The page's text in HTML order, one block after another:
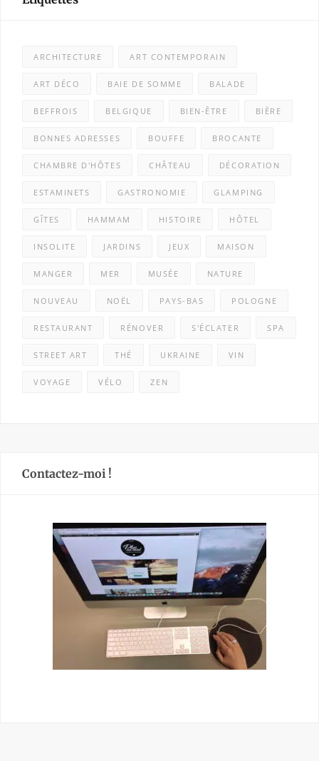
ARCHITECTURE ART CONTEMPORAIN
ART DÉCO BAIE DE SOMME BALADE
BEFFROIS BELGIQUE BIEN-ÊTRE BIÈRE
BONNES ADRESSES BOUFFE BROCANTE
CHAMBRE D'HÔTES CHÂTEAU DÉCORATION
ESTAMINETS GASTRONOMIE GLAMPING
GÎTES HAMMAM HISTOIRE HÔTEL
INSOLITE JARDINS JEUX MAISON
MANGER MER MUSÉE NATURE
NOUVEAU NOËL PAYS-BAS POLOGNE
RESTAURANT RÉNOVER S'ÉCLATER SPA
STREET ART THÉ UKRAINE VIN
VOYAGE VÉLO ZEN
Contactez-moi !